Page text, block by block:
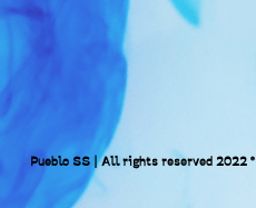
Pueblo SS | All rights reserved 2022 ©